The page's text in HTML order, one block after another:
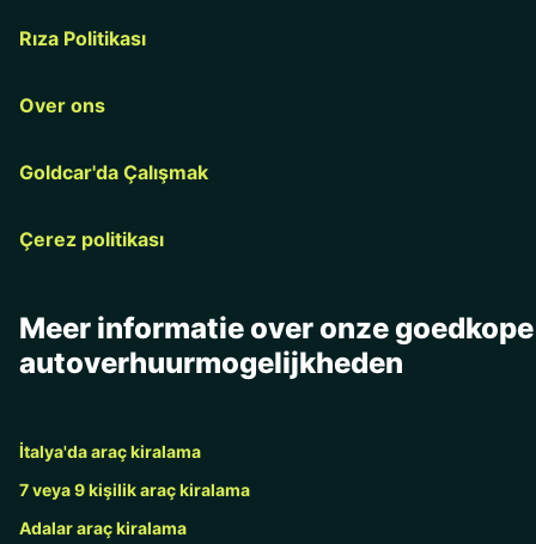
Rıza Politikası
Over ons
Goldcar'da Çalışmak
Çerez politikası
Meer informatie over onze goedkope
autoverhuurmogelijkheden
İtalya'da araç kiralama
7 veya 9 kişilik araç kiralama
Adalar araç kiralama